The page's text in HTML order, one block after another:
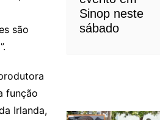
são
função
Irlanda,
Sinop neste
sábado